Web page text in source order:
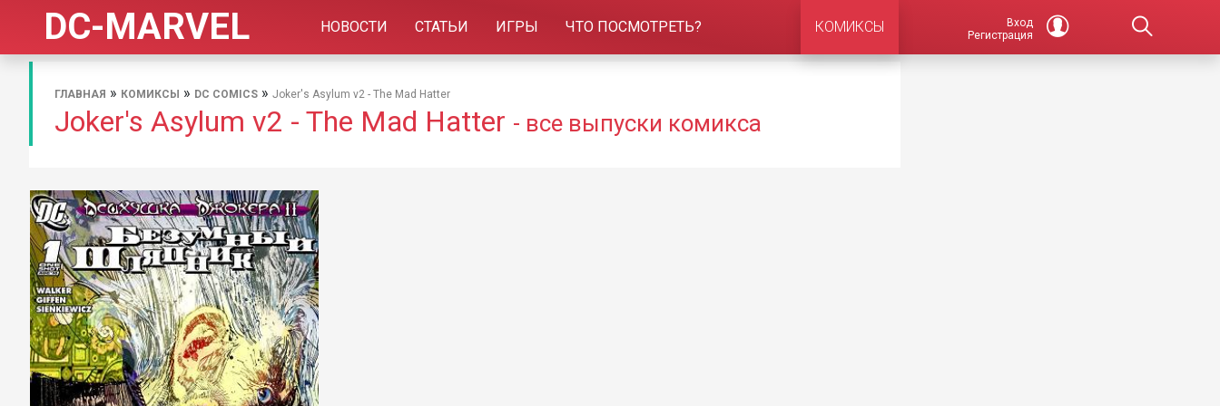
DC-MARVEL НОВОСТИ СТАТЬИ ИГРЫ ЧТО ПОСМОТРЕТЬ? КОМИКСЫ
Вход
Регистрация
ГЛАВНАЯ » КОМИКСЫ » DC COMICS » Joker's Asylum v2 - The Mad Hatter
Joker's Asylum v2 - The Mad Hatter - все выпуски комикса